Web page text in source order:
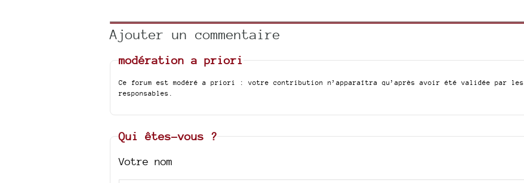
Ajouter un commentaire
modération a priori
Ce forum est modéré a priori : votre contribution n’apparaîtra qu’après avoir été validée par les
responsables.
Qui êtes-vous ?
Votre nom